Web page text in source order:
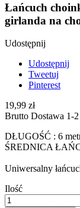
Łańcuch
girlanda na
Udostępnij
Udostępnij
Tweetuj
Pinterest
19,99 zł
Brutto Dostawa 1-
DŁUGOŚĆ : 6
ŚREDNICA
Uniwersalny
Ilość